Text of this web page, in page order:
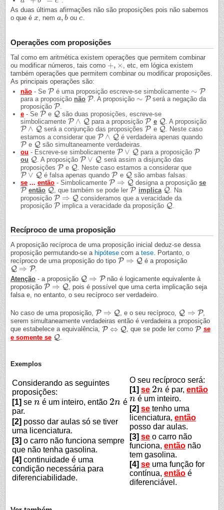
As duas últimas afirmações não são proposições pois não sabemos
o que é x
x , nema, b
a,b ouc
c.
Operações com proposições
Tal como em aritmética existem operações que permitem combinar
ou modificar números, tais como +, ×
+,×
, etc, em lógica existem
também operações que permitem combinar ou modificar proposições.
As principais operações são:
não - Se P
P é uma proposição escreve-se simbolicamente ∼ P
∼P
para a proposição não P
P . A proposição ∼ P
∼P será a negação da
proposição P
P
e - Se P
P e Q
Q são duas proposições, escreve-se
simbolicamente P ∧ Q
P∧Q para a proposiçãoP
P e Q
Q . A proposição
P ∧ Q
P∧Q será a conjunção das proposiçõesP
P e Q
Q . Neste caso
estamos a considerar que P ∧ Q
P∧Q é verdadeira apenas quando
P
P e Q
Q são simultaneamente verdadeiras.
ou - Escreve-se simbolicamente P ∨ Q
P∨Q para a proposiçãoP
P
ou Q
Q . A proposiçãoP ∨ Q
P∨Q
será assim a disjunção das
proposições P
P e Q
Q . Neste caso estamos a considerar que
P ∨ Q
P∨Q é falsa apenas quandoP
P e Q
Q são ambas falsas.
se ... então - Simbolicamente P ⇒ Q
P⇒Q designa a proposiçãose
P
P então Q
Q , que também se pode lerP
P implica Q
Q . Na
proposição P ⇒ Q
P⇒Q
consideramos que a veracidade da
proposição P
P implica a veracidade da proposição Q
Q
Recíproco de uma proposição
A proposição recíproca de uma proposição inicial deduz-se dessa
proposição permutando-se a hipótese com a tese . Portanto, o
recíproco de uma proposição do tipo P ⇒ Q
P⇒Q é a proposição
Q ⇒ P
Q⇒P
.
Atenção - a proposição Q ⇒ P
Q⇒P
não é logicamente equivalente à
proposição P ⇒ Q
P⇒Q
, pois é possível que uma certa implicação seja
falsa e, no entanto, o seu recíproco ser verdadeiro.
No caso de uma proposição, P ⇒ Q
P⇒Q , e o seu recíproco, Q ⇒ P
Q⇒P
,
serem simultaneamente verdadeiras então é verdadeira a proposição
que estabelece a equivalência, P ⇔ Q
P⇔Q , que se pode ler comoP
P se
e somente se Q
Q
Exemplos
Considerando as seguintes
proposições:
[1] se n
n é um inteiro, então 2n
2n é
par.
[2] posso dar aulas só se tiver
uma licenciatura.
[3] o carro não funciona sempre
que não tenha gasolina.
[4] continuidade é uma
condição necessária para
diferenciabilidade.
O seu recíproco será:
[1] se 2n
2n é par,então
n
n é um inteiro.
[2] se tenho uma
licenciatura, então
posso dar aulas.
[3] se o carro não
funciona, então não
tem gasolina.
[4] se uma função for
contínua, então é
diferenciável.